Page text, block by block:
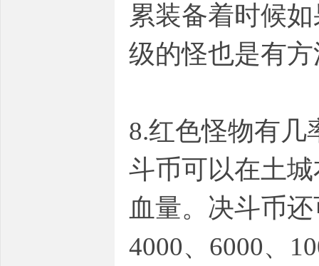
累装备着时候
级的怪也是有
8.红色怪物有几
斗币可以在土
血量。决斗币
4000、6000、